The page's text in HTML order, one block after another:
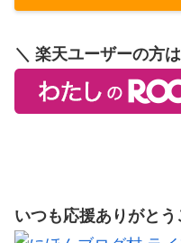
＼ 楽天ユーザーの方
いつも応援ありがとう